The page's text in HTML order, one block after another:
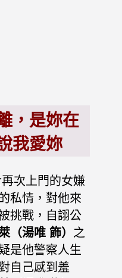
，是妳在
我愛妳
次上門的女嫌
私情，對他來
挑戰，自詡公
（湯唯 飾） 之
是他警察人生
自己感到羞